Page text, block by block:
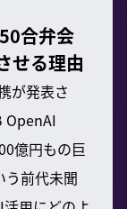
合弁会
せる理由
が発表さ
OpenAI
億円もの巨
う前代未聞